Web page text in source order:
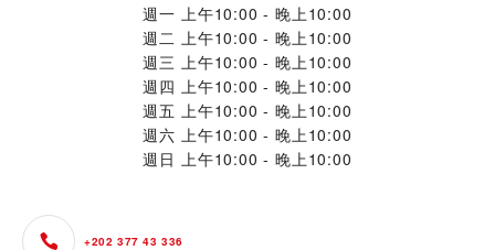
週一 上午10:00 - 晚上10:00
週二
上午10:00 - 晚上10:00
週三
上午10:00 - 晚上10:00
週四
上午10:00 - 晚上10:00
週五
上午10:00 - 晚上10:00
週六 上午10:00 - 晚上10:00
週日
上午10:00 - 晚上10:00
+202 377 43 336